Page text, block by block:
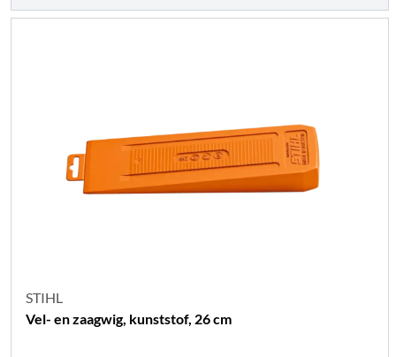
STIHL
Vel- en zaagwig, kunststof, 26 cm